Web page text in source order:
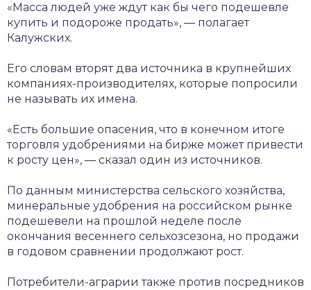
«Масса людей уже ждут как бы чего подешевле
купить и подороже продать», — полагает
Калужских.
Его словам вторят два источника в крупнейших
компаниях-производителях, которые попросили
не называть их имена.
«Есть большие опасения, что в конечном итоге
торговля удобрениями на бирже может привести
к росту цен», — сказал один из источников.
По данным министерства сельского хозяйства,
минеральные удобрения на российском рынке
подешевели на прошлой неделе после
окончания весеннего сельхозсезона, но продажи
в годовом сравнении продолжают рост.
Потребители-аграрии также против посредников